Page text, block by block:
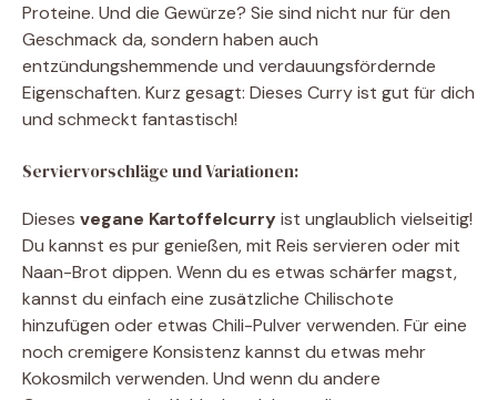
Proteine. Und die Gewürze? Sie sind nicht nur für den
Geschmack da, sondern haben auch
entzündungshemmende und verdauungsfördernde
Eigenschaften. Kurz gesagt: Dieses Curry ist gut für dich
und schmeckt fantastisch!
Serviervorschläge und Variationen:
Dieses vegane Kartoffelcurryist unglaublich vielseitig!
Du kannst es pur genießen, mit Reis servieren oder mit
Naan-Brot dippen. Wenn du es etwas schärfer magst,
kannst du einfach eine zusätzliche Chilischote
hinzufügen oder etwas Chili-Pulver verwenden. Für eine
noch cremigere Konsistenz kannst du etwas mehr
Kokosmilch verwenden. Und wenn du andere